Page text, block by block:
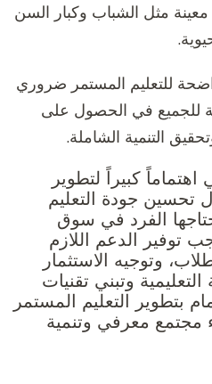
معينة مثل الشباب وكبار السن
للتعليم المستمر ضروري
للجميع في الحصول على
التنمية الشاملة.
كبيراً لتطوير
تحسين جودة التعليم
الفرد في سوق
توفير الدعم اللازم
وتوجيه الاستثمار
وتبني تقنيات
بتطوير التعليم المستمر
مجتمع معرفي وتنمية